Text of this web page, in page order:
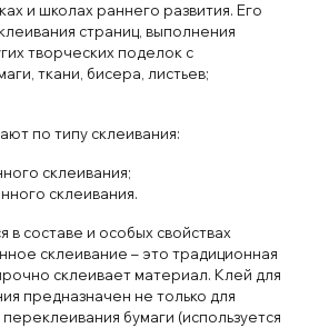
и школах раннего развития. Его
страниц, выполнения
творческих поделок с
ткани, бисера, листьев;
по типу склеивания:
склеивания;
склеивания.
в составе и особых свойствах
склеивание – это традиционная
склеивает материал. Клей для
предназначен не только для
бумаги (используется